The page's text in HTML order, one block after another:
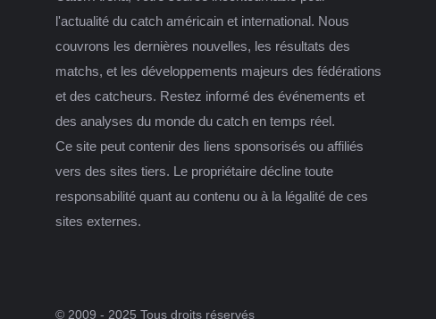
l'actualité du catch américain et international. Nous
couvrons les dernières nouvelles, les résultats des
matchs, et les développements majeurs des fédérations
et des catcheurs. Restez informé des événements et
des analyses du monde du catch en temps réel.
Ce site peut contenir des liens sponsorisés ou affiliés
vers des sites tiers. Le propriétaire décline toute
responsabilité quant au contenu ou à la légalité de ces
sites externes.
© 2009 - 2025 Tous droits réservés